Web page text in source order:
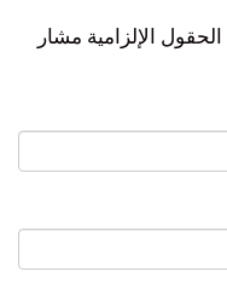
الحقول الإلزامية مشار